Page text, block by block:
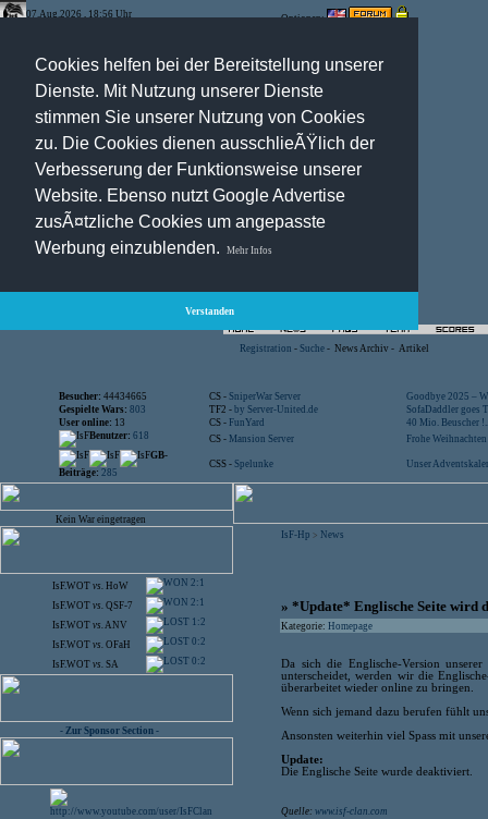
Cookies helfen bei der Bereitstellung unserer
Dienste. Mit Nutzung unserer Dienste
stimmen Sie unserer Nutzung von Cookies
zu. Die Cookies dienen ausschlieÃŸlich der
Verbesserung der Funktionsweise unserer
Website. Ebenso nutzt Google Advertise
zusÃ¤tzliche Cookies um angepasste
Werbung einzublenden.
Mehr Infos
Verstanden
07.Aug.2026 , 18:56 Uhr Optionen:
Registration - Suche - News Archiv - Artikel
Besucher: 44434665 CS - SniperWar Server
Goodbye 2025 –
Gespielte Wars: 803 TF2 - by Server-United.de
SofaDaddler goes
User online: 13 CS - FunYard
40 Mio. Beuscher
Benutzer: 618 CS - Mansion Server
Frohe
GB-
Beiträge: 285
CSS - Spelunke Unser
Kein War eingetragen
IsF.WOT vs. HoW 2:1
IsF.WOT vs. QSF-7 2:1
IsF.WOT vs.ANV 1:2
IsF.WOT vs. OFaH 0:2
IsF.WOT vs. SA 0:2
- Zur Sponsor Section -
IsF-Hp > News
» *Update* Englische Seite wird
Kategorie: Homepage
Da sich die Englische-Version
unterscheidet, werden wir die
überarbeitet wieder online zu bringen.
Wenn sich jemand dazu berufen fühlt
Ansonsten weiterhin viel Spass mit
Update:
Die Englische Seite wurde deaktiviert.
Quelle: www.isf-clan.com